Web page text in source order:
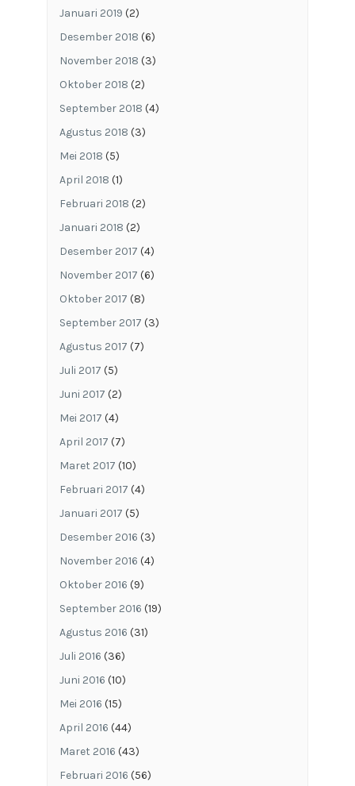
Januari 2019 (2)
Desember 2018 (6)
November 2018 (3)
Oktober 2018 (2)
September 2018 (4)
Agustus 2018 (3)
Mei 2018 (5)
April 2018 (1)
Februari 2018 (2)
Januari 2018 (2)
Desember 2017 (4)
November 2017 (6)
Oktober 2017 (8)
September 2017 (3)
Agustus 2017 (7)
Juli 2017 (5)
Juni 2017 (2)
Mei 2017 (4)
April 2017 (7)
Maret 2017 (10)
Februari 2017 (4)
Januari 2017 (5)
Desember 2016 (3)
November 2016 (4)
Oktober 2016 (9)
September 2016 (19)
Agustus 2016 (31)
Juli 2016 (36)
Juni 2016 (10)
Mei 2016 (15)
April 2016 (44)
Maret 2016 (43)
Februari 2016 (56)